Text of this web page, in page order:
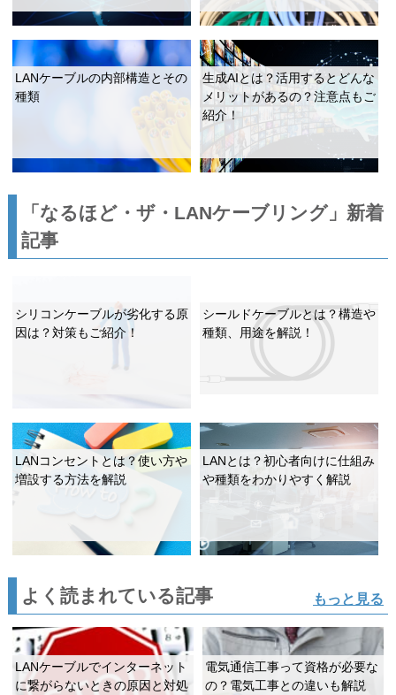
LANケーブルの内部構造とその
種類
生成AIとは？活用するとどんな
メリットがあるの？注意点もご
紹介！
「なるほど・ザ・LANケーブリング」新着
記事
シリコンケーブルが劣化する原
因は？対策もご紹介！
シールドケーブルとは？構造や
種類、用途を解説！
LANコンセントとは？使い方や
増設する方法を解説
LANとは？初心者向けに仕組み
や種類をわかりやすく解説
よく読まれている記事 もっと見る
LANケーブルでインターネット
に繋がらないときの原因と対処
電気通信工事って資格が必要な
の？電気工事との違いも解説